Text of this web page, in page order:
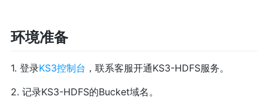
环境准备
1. 登录KS3控制台 ，联系客服开通KS3-HDFS服务。
2. 记录KS3-HDFS的Bucket域名。